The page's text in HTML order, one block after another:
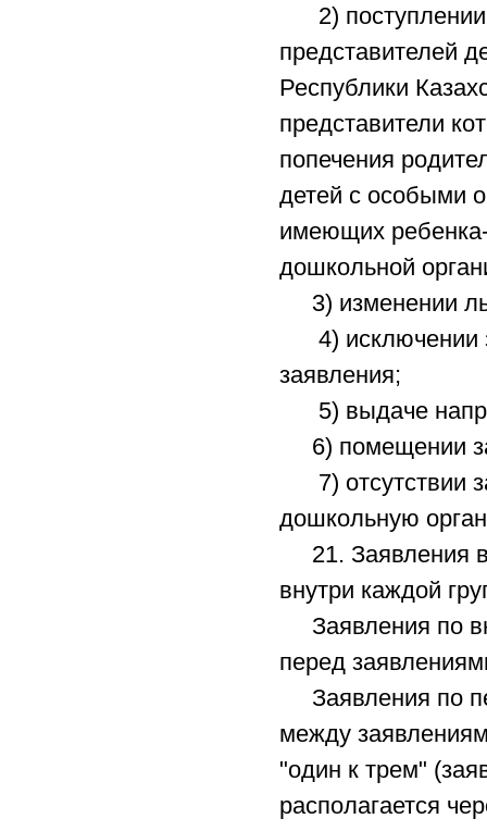
2) поступлении
представителей
Республики
представители
попечения
детей с особыми
имеющих
дошкольной
3) изменении
4) исключении
заявления;
5) выдаче
6) помещении
7) отсутствии
дошкольную
21. Заявления в
внутри каждой
Заявления по
перед
Заявления по
между
"один к трем"
располагается